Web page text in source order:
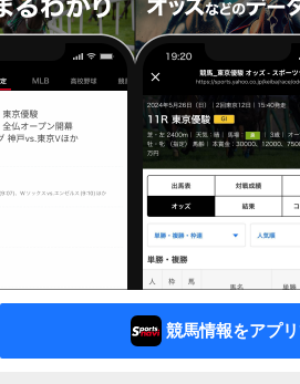
競馬情報をアプ